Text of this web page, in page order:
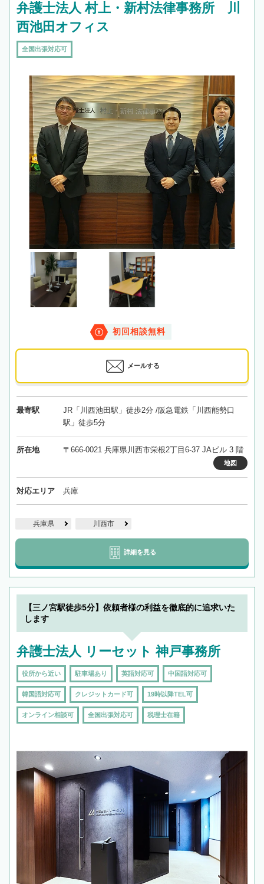
弁護士法人 村上・新村法律事務所 川
西池田オフィス
全国出張対応可
初回相談無料
メールする
最寄駅
JR「川西池田駅」徒歩2分 /阪急電鉄「川西能勢口
駅」徒歩5分
所在地 〒666-0021 兵庫県川西市栄根2丁目6-37 JAビル 3 階
地図
対応エリア 兵庫
兵庫県 川西市
詳細を見る
【三ノ宮駅徒歩5分】依頼者様の利益を徹底的に追求いた
します
弁護士法人 リーセット 神戸事務所
役所から近い 駐車場あり 英語対応可 中国語対応可
韓国語対応可 クレジットカード可 19時以降TEL可
オンライン相談可 全国出張対応可 税理士在籍